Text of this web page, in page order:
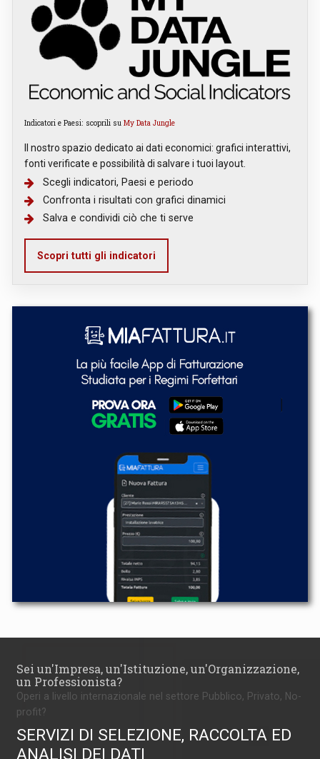
Indicatori e Paesi: scoprili su My Data Jungle
Il nostro spazio dedicato ai dati economici: grafici interattivi,
fonti verificate e possibilità di salvare i tuoi layout.
Scegli indicatori, Paesi e periodo
Confronta i risultati con grafici dinamici
Salva e condividi ciò che ti serve
Scopri tutti gli indicatori
Sei un'Impresa, un'Istituzione, un'Organizzazione,
un Professionista?
Operi a livello internazionale nel settore Pubblico, Privato, No-
profit?
SERVIZI DI SELEZIONE, RACCOLTA ED
ANALISI DEI DATI